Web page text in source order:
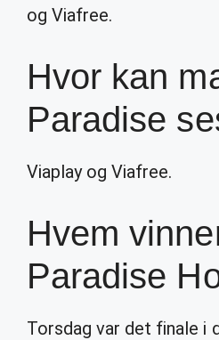
og Viafree.
Hvor kan
Paradise
Viaplay og Viafree.
Hvem
Paradise
Torsdag var det finale i